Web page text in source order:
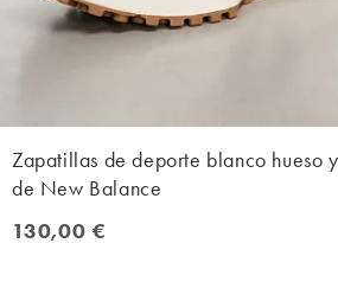
Zapatillas de deporte blanco hueso
de New Balance
130,00 €
130,00 €